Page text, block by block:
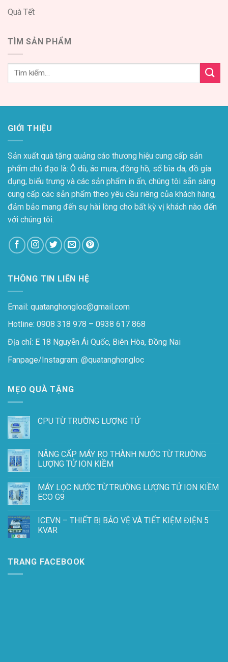
Quà Tết
TÌM SẢN PHẨM
GIỚI THIỆU
Sản xuất quà tặng quảng cáo thương hiệu cung cấp sản
phẩm chủ đạo là: Ô dù, áo mưa, đồng hồ, sổ bìa da, đồ gia
dụng, biểu trưng và các sản phẩm in ấn, chúng tôi sẵn sàng
cung cấp các sản phẩm theo yêu cầu riêng của khách hàng,
đảm bảo mang đến sự hài lòng cho bất kỳ vị khách nào đến
với chúng tôi.
THÔNG TIN LIÊN HỆ
Email: quatanghongloc@gmail.com
Hotline: 0908 318 978 – 0938 617 868
Địa chỉ: E 18 Nguyễn Ái Quốc, Biên Hòa, Đồng Nai
Fanpage/Instagram: @quatanghongloc
MẸO QUÀ TẶNG
CPU TỪ TRƯỜNG LƯỢNG TỬ
NÂNG CẤP MÁY RO THÀNH NƯỚC TỪ TRƯỜNG
LƯỢNG TỬ ION KIỀM
MÁY LỌC NƯỚC TỪ TRƯỜNG LƯỢNG TỬ ION KIỀM
ECO G9
ICEVN – THIẾT BỊ BẢO VỆ VÀ TIẾT KIỆM ĐIỆN 5
KVAR
TRANG FACEBOOK